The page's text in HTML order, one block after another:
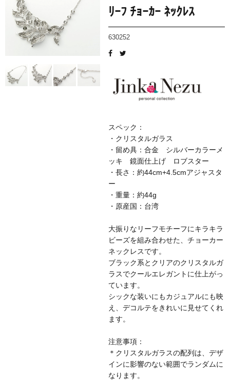
ﾘｰﾌ ﾁｮｰｶｰ ﾈｯｸﾚｽ
630252
スペック：
・クリスタルガラス
・留め具：合金 シルバーカラーメ
ッキ 鏡面仕上げ ロブスター
・長さ：約44cm+4.5cmアジャスタ
ー
・重量：約44g
・原産国：台湾
大振りなリーフモチーフにキラキラ
ビーズを組み合わせた、チョーカー
ネックレスです。
ブラック系とクリアのクリスタルガ
ラスでクールエレガントに仕上がっ
ています。
シックな装いにもカジュアルにも映
え、デコルテをきれいに見せてくれ
ます。
注意事項：
＊クリスタルガラスの配列は、デザ
インに影響のない範囲でランダムに
なります。